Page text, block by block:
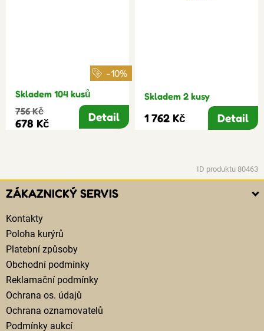
-10%
Skladem 104 kusů
756 Kč
678 Kč Detail
Skladem 2 kusy
1 762 Kč Detail
ID produktu 80463
ZÁKAZNICKÝ SERVIS
Kontakty
Poloha kurýrů
Platební způsoby
Obchodní podmínky
Reklamační podmínky
Ochrana os. údajů
Ochrana oznamovatelů
Podmínky aukcí